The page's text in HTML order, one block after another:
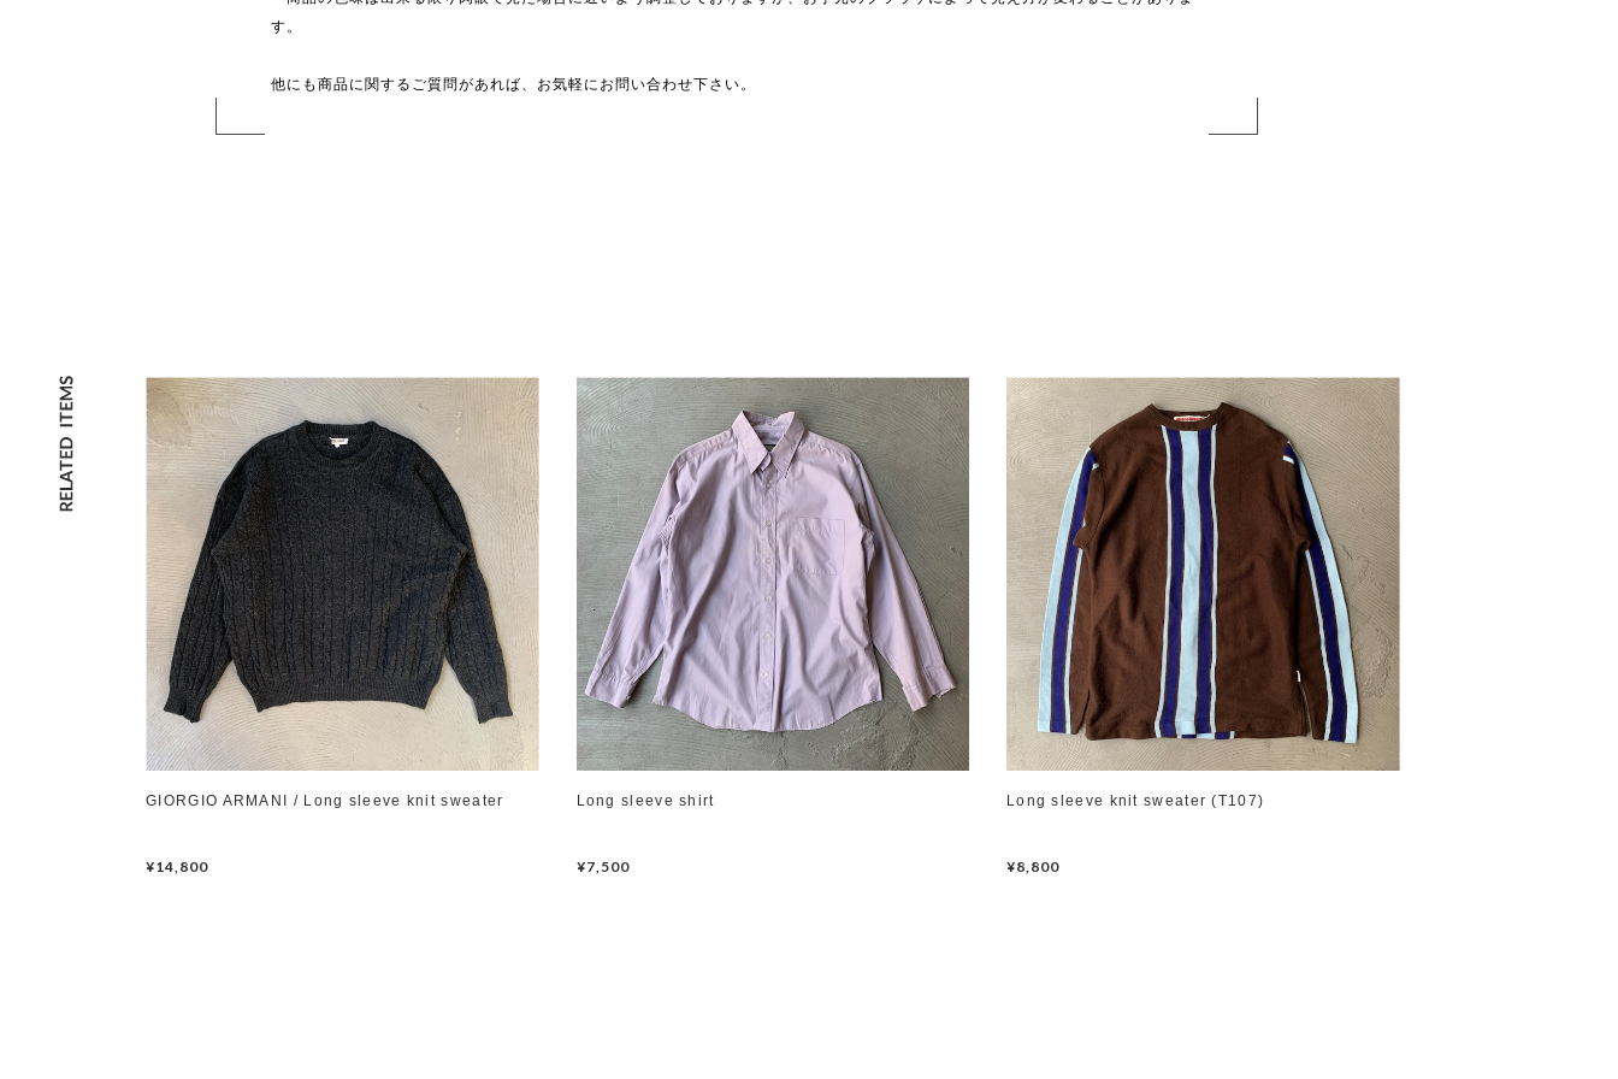
す。
他にも商品に関するご質問があれば、お気軽にお問い合わせ下さい。
GIORGIO ARMANI / Long sleeve knit sweater
¥14,800
Long sleeve shirt
¥7,500
Long sleeve knit sweater (T107)
¥8,800